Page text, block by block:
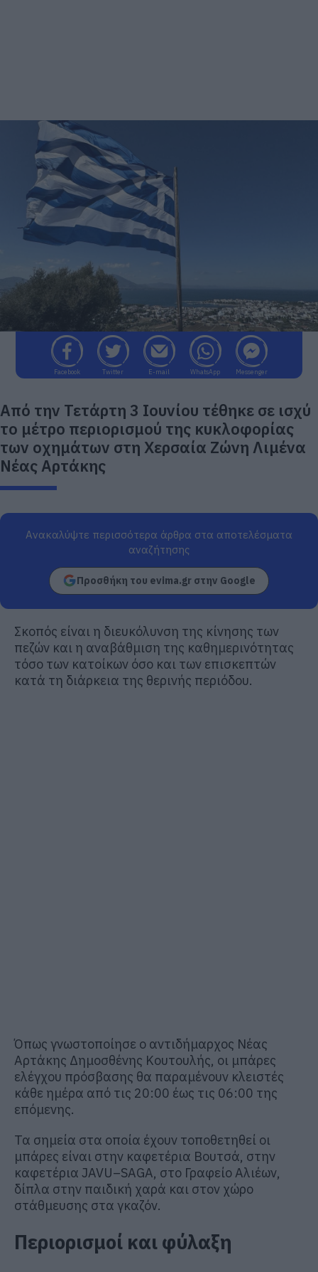
Facebook Twitter E-mail WhatsApp Messenger
Από την Τετάρτη 3 Ιουνίου τέθηκε σε ισχύ
το μέτρο περιορισμού της κυκλοφορίας
των οχημάτων στη Χερσαία Ζώνη Λιμένα
Νέας Αρτάκης
Ανακαλύψτε περισσότερα άρθρα στα αποτελέσματα
αναζήτησης
Προσθήκη του evima.gr στην Google
Σκοπός είναι η διευκόλυνση της κίνησης των
πεζών και η αναβάθμιση της καθημερινότητας
τόσο των κατοίκων όσο και των επισκεπτών
κατά τη διάρκεια της θερινής περιόδου.
Όπως γνωστοποίησε ο αντιδήμαρχος Νέας
Αρτάκης Δημοσθένης Κουτουλής, οι μπάρες
ελέγχου πρόσβασης θα παραμένουν κλειστές
κάθε ημέρα από τις 20:00 έως τις 06:00 της
επόμενης.
Τα σημεία στα οποία έχουν τοποθετηθεί οι
μπάρες είναι στην καφετέρια Βουτσά, στην
καφετέρια JAVU–SAGA, στο Γραφείο Αλιέων,
δίπλα στην παιδική χαρά και στον χώρο
στάθμευσης στα γκαζόν.
Περιορισμοί και φύλαξη